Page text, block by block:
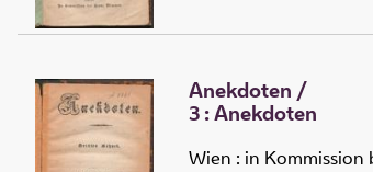
Anekdoten /
3 :Anekdoten
Wien : in Kommission